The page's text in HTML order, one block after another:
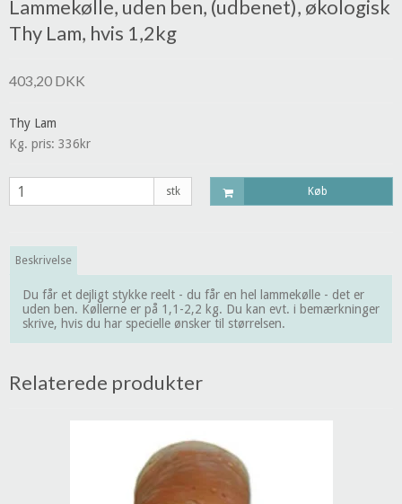
Lammekølle, uden ben, (udbenet), økologisk
Thy Lam, hvis 1,2kg
403,20 DKK
Thy Lam
Kg. pris: 336kr
stk Køb
Beskrivelse
Du får et dejligt stykke reelt - du får en hel lammekølle - det er
uden ben. Køllerne er på 1,1-2,2 kg. Du kan evt. i bemærkninger
skrive, hvis du har specielle ønsker til størrelsen.
Relaterede produkter